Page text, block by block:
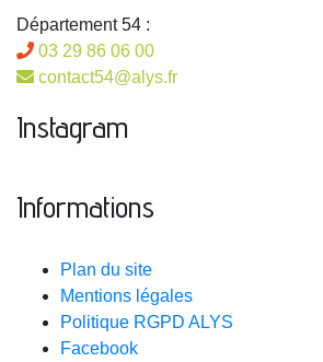
Département 54 :
03 29 86 06 00
contact54@alys.fr
Instagram
Informations
Plan du site
Mentions légales
Politique RGPD ALYS
Facebook